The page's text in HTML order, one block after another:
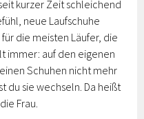
kurzer Zeit schleichend
neue Laufschuhe
die meisten Läufer, die
immer: auf den eigenen
Schuhen nicht mehr
du sie wechseln. Da heißt
Frau.